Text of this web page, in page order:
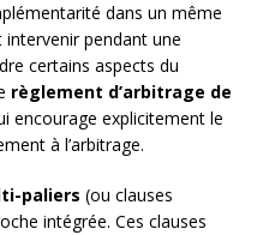
dans un même
pendant une
certains aspects du
règlement d’arbitrage de
encourage explicitement le
à l’arbitrage.
paliers (ou clauses
intégrée. Ces clauses